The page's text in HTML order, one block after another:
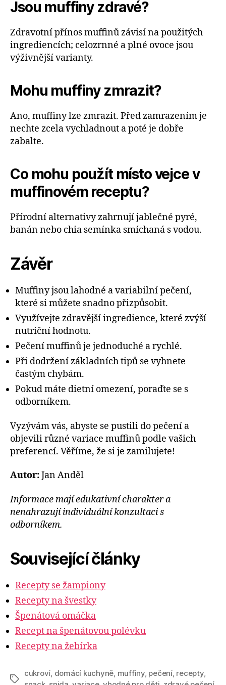
Jsou muffiny zdravé?
Zdravotní přínos muffinů závisí na použitých
ingrediencích; celozrnné a plné ovoce jsou
výživnější varianty.
Mohu muffiny zmrazit?
Ano, muffiny lze zmrazit. Před zamrazením je
nechte zcela vychladnout a poté je dobře
zabalte.
Co mohu použít místo vejce v
muffinovém receptu?
Přírodní alternativy zahrnují jablečné pyré,
banán nebo chia semínka smíchaná s vodou.
Závěr
Muffiny jsou lahodné a variabilní pečení,
které si můžete snadno přizpůsobit.
Využívejte zdravější ingredience, které zvýší
nutriční hodnotu.
Pečení muffinů je jednoduché a rychlé.
Při dodržení základních tipů se vyhnete
častým chybám.
Pokud máte dietní omezení, poraďte se s
odborníkem.
Vyzývám vás, abyste se pustili do pečení a
objevili různé variace muffinů podle vašich
preferencí. Věříme, že si je zamilujete!
Autor:Jan Anděl
Informace mají edukativní charakter a
nenahrazují individuální konzultaci s
odborníkem.
Související články
Recepty se žampiony
Recepty na švestky
Špenátová omáčka
Recept na špenátovou polévku
Recepty na žebírka
Štítky
cukroví, domácí kuchyně, muffiny, pečení, recepty,